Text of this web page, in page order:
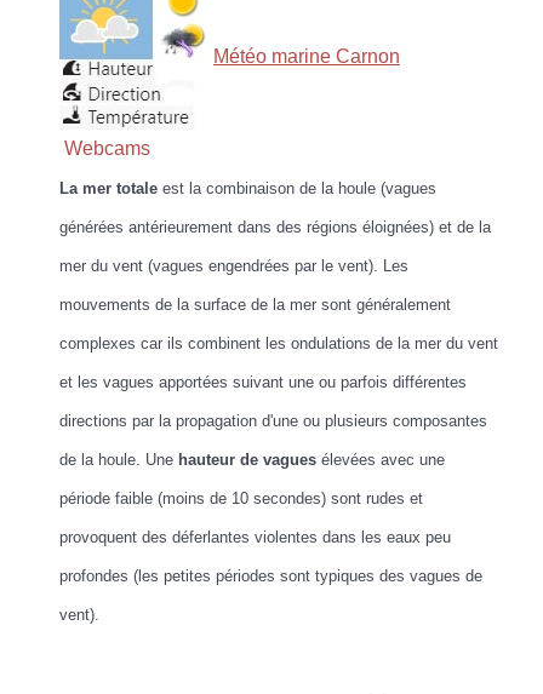
Météo marine Carnon
Webcams
La mer totale est la combinaison de la houle (vagues
générées antérieurement dans des régions éloignées) et de la
mer du vent (vagues engendrées par le vent). Les
mouvements de la surface de la mer sont généralement
complexes car ils combinent les ondulations de la mer du vent
et les vagues apportées suivant une ou parfois différentes
directions par la propagation d'une ou plusieurs composantes
de la houle. Une hauteur de vagues élevées avec une
période faible (moins de 10 secondes) sont rudes et
provoquent des déferlantes violentes dans les eaux peu
profondes (les petites périodes sont typiques des vagues de
vent).